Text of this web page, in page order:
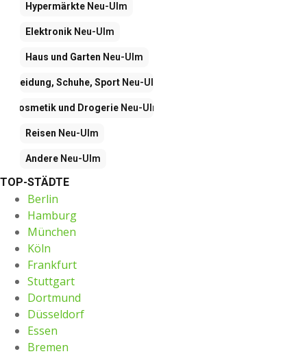
Hypermärkte Neu-Ulm
Elektronik Neu-Ulm
Haus und Garten Neu-Ulm
Kleidung, Schuhe, Sport Neu-Ulm
Kosmetik und Drogerie Neu-Ulm
Reisen Neu-Ulm
Andere Neu-Ulm
TOP-STÄDTE
Berlin
Hamburg
München
Köln
Frankfurt
Stuttgart
Dortmund
Düsseldorf
Essen
Bremen